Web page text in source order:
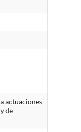
actuaciones
de